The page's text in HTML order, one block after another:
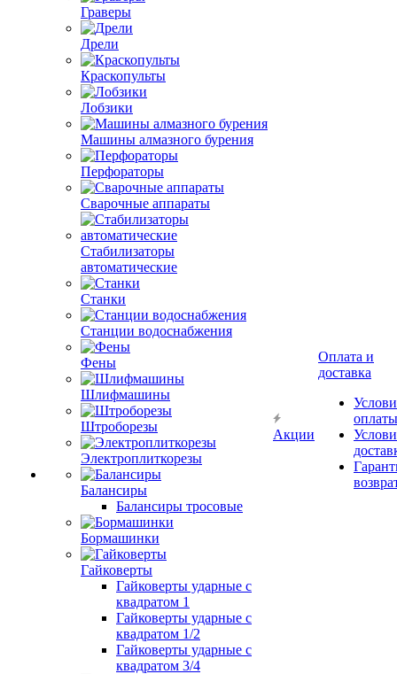
Граверы
Дрели
Краскопульты
Лобзики
Машины алмазного бурения
Перфораторы
Сварочные аппараты
Стабилизаторы
автоматические
Станки
Станции водоснабжения
Фены
Шлифмашины
Штроборезы
Электроплиткорезы
Балансиры
Балансиры тросовые
Бормашинки
Гайковерты
Гайковерты ударные с
квадратом 1
Гайковерты ударные с
квадратом 1/2
Гайковерты ударные с
квадратом 3/4
Акции
Оплата и
доставка
оплаты